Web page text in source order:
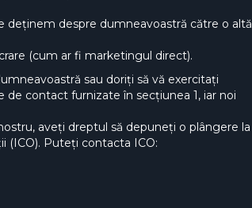
deținem despre dumneavoastră către o altă
(cum ar fi marketingul direct).
sau doriți să vă exercitați
contact furnizate în secțiunea 1, iar noi
aveți dreptul să depuneți o plângere la
(ICO). Puteți contacta ICO: